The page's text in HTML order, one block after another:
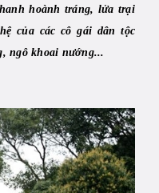
hoành tráng, lửa trại
của các cô gái dân tộc
ngô khoai nướng...